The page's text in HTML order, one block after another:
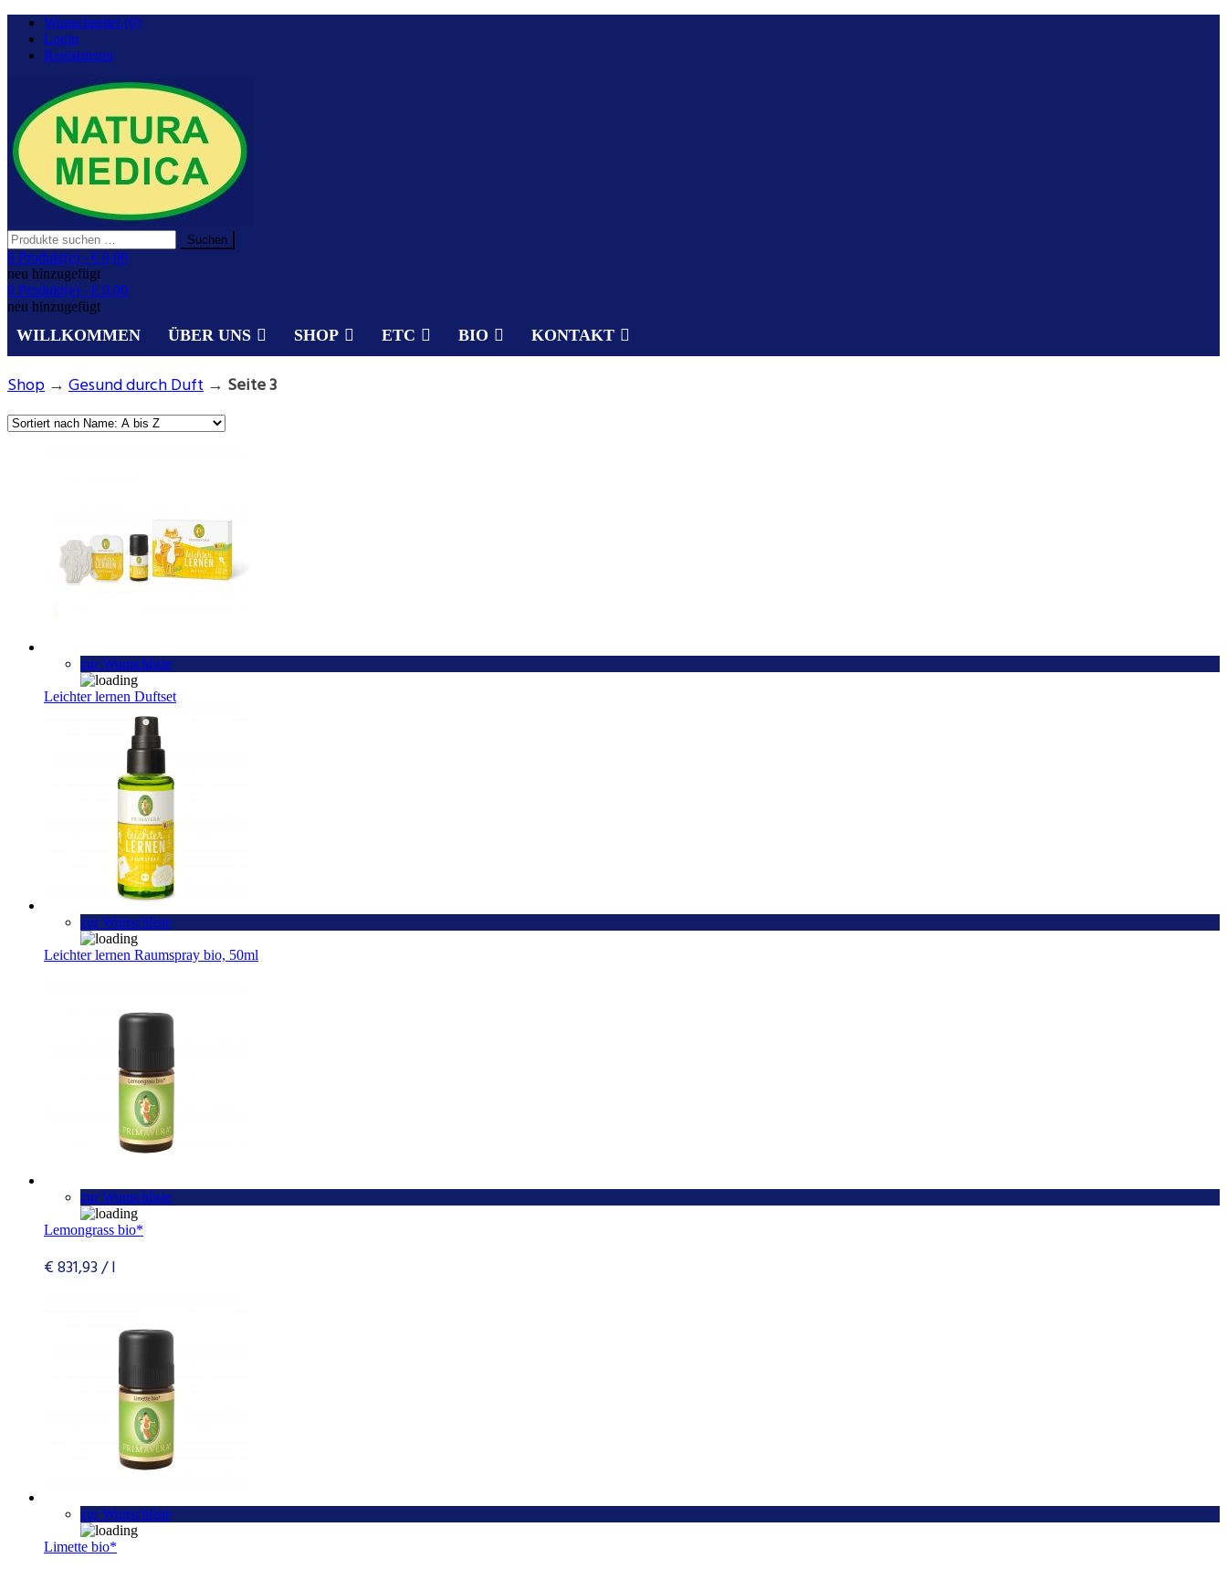
Zurück
zum
Inhalt
Wunschzettel (0)
Login
Registrieren
NATURA MEDICA
Gesundheit aus der Natur.
Suchen
nach:
Suchen
0 Produkt(e) - € 0,00
neu hinzugefügt
0 Produkt(e) - € 0,00
neu hinzugefügt
WILLKOMMEN ÜBER UNS SHOP ETC BIO KONTAKT
Shop → Gesund durch Duft → Seite 3
zur Wunschliste
Leichter lernen Duftset
zur Wunschliste
Leichter lernen Raumspray bio, 50ml
zur Wunschliste
Lemongrass bio*
€ 831,93/l
zur Wunschliste
Limette bio*